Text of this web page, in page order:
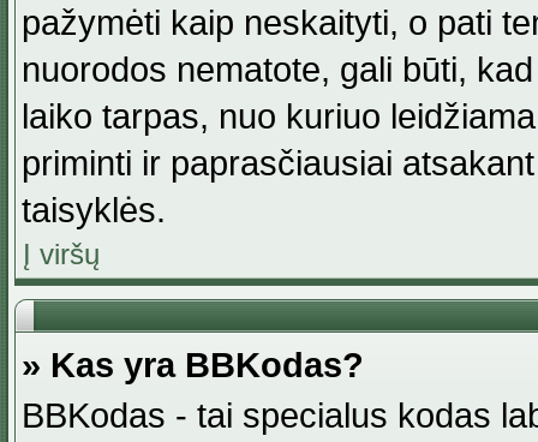
pažymėti kaip neskaityti, o pati
nuorodos nematote, gali būti,
laiko tarpas, nuo kuriuo
priminti ir paprasčiausiai
taisyklės.
Į viršų
» Kas yra BBKodas?
BBKodas - tai specialus kodas